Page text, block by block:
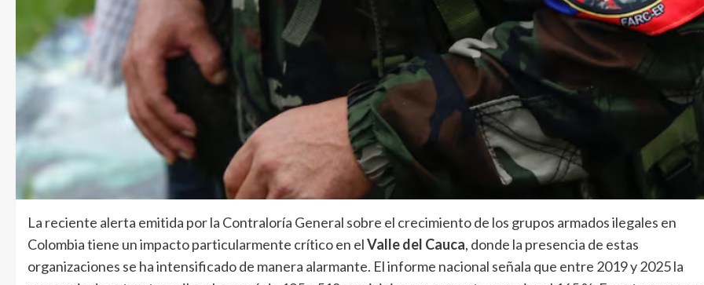
La reciente alerta emitida por la Contraloría General sobre el crecimiento de los grupos armados ilegales en
Colombia tiene un impacto particularmente crítico en elValle del Cauca, donde la presencia de estas
organizaciones se ha intensificado de manera alarmante. El informe nacional señala que entre 2019 y 2025 la